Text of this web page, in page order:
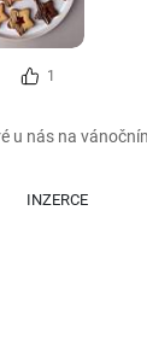
1
u nás na
INZERCE